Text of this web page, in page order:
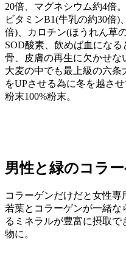
20倍、マグネシウム約4倍。
ビタミンB1(牛乳の約30倍)
倍)、カロチン(ほうれん草
SOD酸素、飲めば血になる
骨、皮膚の再生に欠かせな
大麦の中でも最上級の六条
をUPさせる為に冬を越さ
粉末100%粉末。
男性と緑のコラ
コラーゲンだけだと女性
若葉とコラーゲンが一緒な
るミネラルが豊富に摂取
物に。